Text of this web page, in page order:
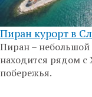
Пиран курорт в
Пиран –
находится рядом с
побережья.